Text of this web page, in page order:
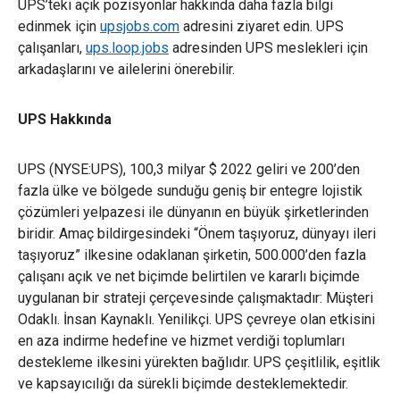
UPS’teki açık pozisyonlar hakkında daha fazla bilgi
edinmek için upsjobs.com adresini ziyaret edin. UPS
çalışanları, ups.loop.jobs adresinden UPS meslekleri için
arkadaşlarını ve ailelerini önerebilir.
UPS Hakkında
UPS (NYSE:UPS), 100,3 milyar $ 2022 geliri ve 200’den
fazla ülke ve bölgede sunduğu geniş bir entegre lojistik
çözümleri yelpazesi ile dünyanın en büyük şirketlerinden
biridir. Amaç bildirgesindeki “Önem taşıyoruz, dünyayı ileri
taşıyoruz” ilkesine odaklanan şirketin, 500.000’den fazla
çalışanı açık ve net biçimde belirtilen ve kararlı biçimde
uygulanan bir strateji çerçevesinde çalışmaktadır: Müşteri
Odaklı. İnsan Kaynaklı. Yenilikçi. UPS çevreye olan etkisini
en aza indirme hedefine ve hizmet verdiği toplumları
destekleme ilkesini yürekten bağlıdır. UPS çeşitlilik, eşitlik
ve kapsayıcılığı da sürekli biçimde desteklemektedir.